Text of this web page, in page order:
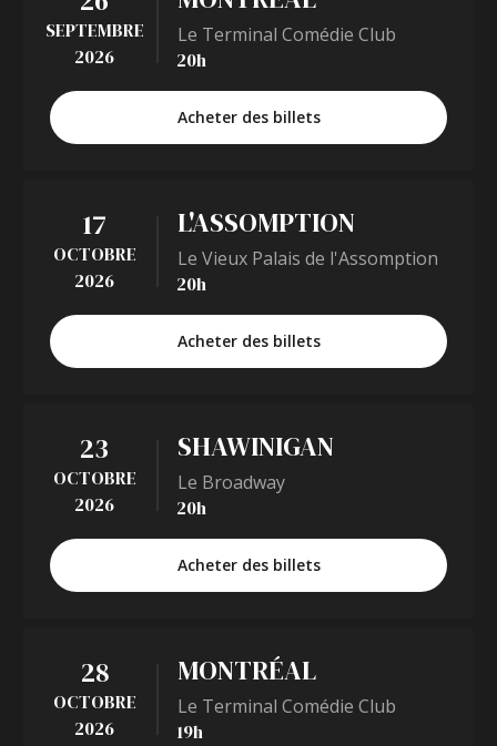
SEPTEMBRE
2026
Le Terminal Comédie Club
20h
Acheter des billets
17
OCTOBRE
2026
L'ASSOMPTION
Le Vieux Palais de l'Assomption
20h
Acheter des billets
23
OCTOBRE
2026
SHAWINIGAN
Le Broadway
20h
Acheter des billets
28
OCTOBRE
2026
MONTRÉAL
Le Terminal Comédie Club
19h